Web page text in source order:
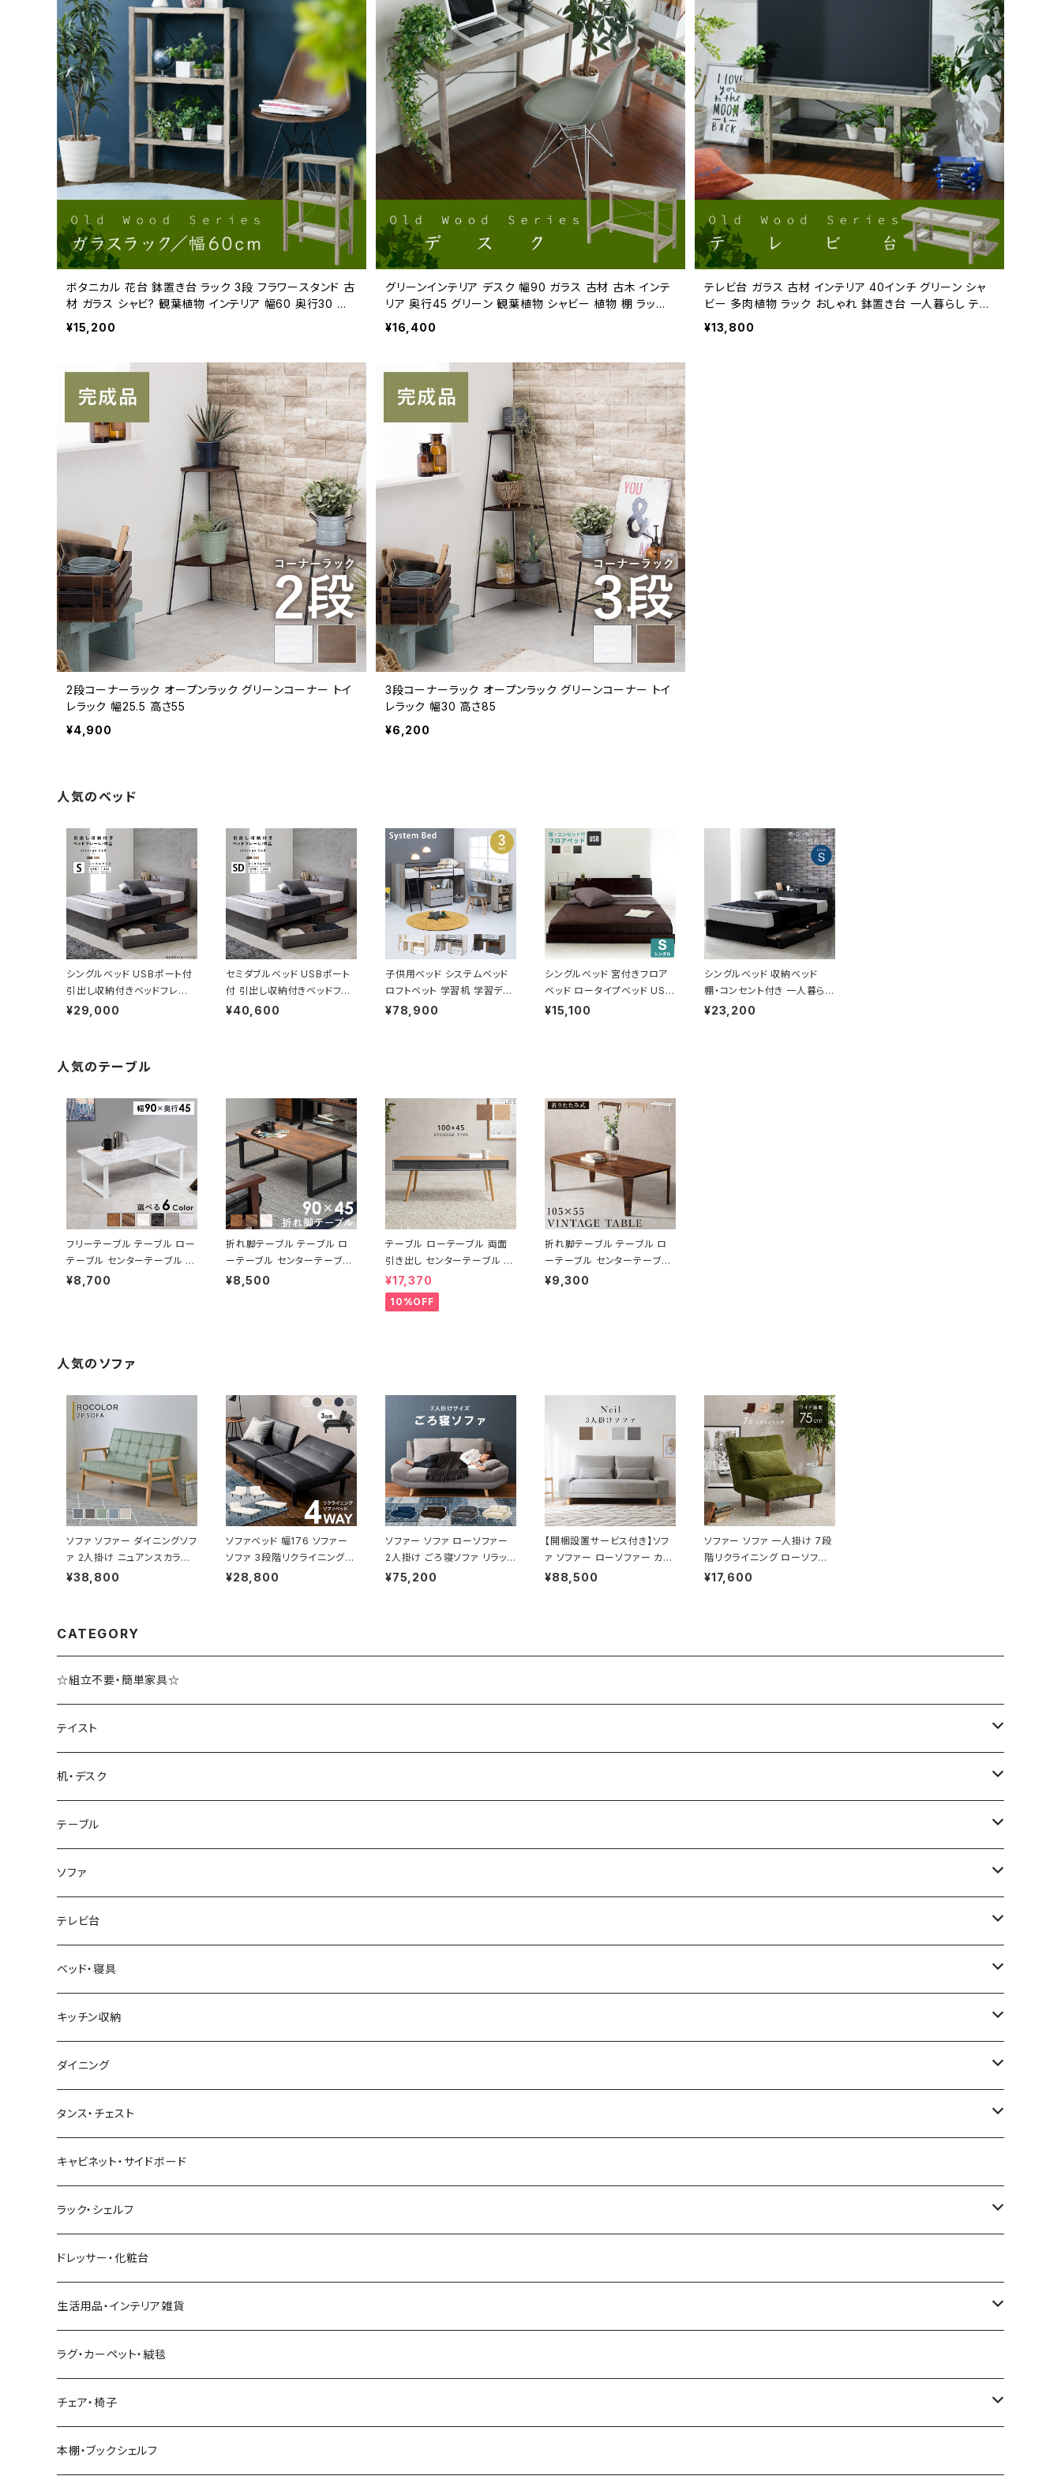
ボタニカル 花台 鉢置き台 ラック 3段 フラワースタンド 古
材 ガラス シャビ? 観葉植物 インテリア 幅60 奥行30 高
さ100 オープンシェルフ 木製 飾り棚
¥15,200
グリーンインテリア デスク 幅90 ガラス 古材 古木 インテ
リア 奥行45 グリーン 観葉植物 シャビー 植物 棚 ラック
おしゃれ 木製 机 pc リビング
¥16,400
テレビ台 ガラス 古材 インテリア 40インチ グリーン シャ
ビー 多肉植物 ラック おしゃれ 鉢置き台 一人暮らし テレ
ビボード ロータイプ グリーンのある暮らし
¥13,800
2段コーナーラック オープンラック グリーンコーナー トイ
レラック 幅25.5 高さ55
¥4,900
3段コーナーラック オープンラック グリーンコーナー トイ
レラック 幅30 高さ85
¥6,200
人気のベッド
シングルベッド USBポート付
引出し収納付きベッドフレー
ム 収納ベッド ベッド bed 2
¥29,000
セミダブルベッド USBポート
付 引出し収納付きベッドフレ
ーム 収納ベッド ベッド bed
¥40,600
子供用ベッド システムベッド
ロフトベット 学習机 学習デス
ク 省スペース 3色展開 新生
¥78,900
シングルベッド 宮付きフロア
ベッド ロータイプベッド USB
コンセント付き
¥15,100
シングルベッド 収納ベッド
棚・コンセント付き 一人暮らし
ベッド bed 8色展開 新生活
¥23,200
人気のテーブル
フリーテーブル テーブル ロー
テーブル センターテーブル リ
ビングテーブル 幅90 6色展
¥8,700
折れ脚テーブル テーブル ロ
ーテーブル センターテーブル
リビングテーブル 幅90 3色
¥8,500
テーブル ローテーブル 両面
引き出し センターテーブル リ
ビングテーブル 天然木 幅100
¥17,370
10%OFF
折れ脚テーブル テーブル ロ
ーテーブル センターテーブル
リビングテーブル 幅105
¥9,300
人気のソファ
ソファ ソファー ダイニングソフ
ァ 2人掛け ニュアンスカラー
新生活 模様替え 幅113.5
¥38,800
ソファベッド 幅176 ソファー
ソファ 3段階リクライニング
ローソファー 一人暮らし 新生
¥28,800
ソファー ソファ ローソファー
2人掛け ごろ寝ソファ リラック
ス 開梱設置サービス付き 一
¥75,200
【開梱設置サービス付き】ソフ
ァ ソファー ローソファー カウ
チソファー フロアソファー 3
¥88,500
ソファー ソファ 一人掛け 7段
階リクライニング ローソファ
ー 一人暮らし 新生活 幅75
¥17,600
CATEGORY
☆組立不要・簡単家具☆
テイスト
ブルックリンスタイル
ホテルライク風インテリア
韓国インテリア
和風/和モダン
ミッドセンチュリー
西海岸風
カフェ風
ヴィンテージ
北欧風・ノルディック
インダストリアル
フレンチカントリー
アジアン
ボタニカル
モダン
カントリー
机・デスク
パソコンデスク・ワークデスク
学習机・勉強机
収納付きデスク
折りたたみデスク
サイズ
幅100cm以下
幅101～120cm
デスクワゴン
テーブル
サイズ
幅100cm以下
幅101～120cm
ローテーブル・リビングテーブル
サイドテーブル・ナイトテーブル
カウンターテーブル
こたつ・こたつテーブル
こたつテーブル+布団掛敷セット
こたつテーブル+掛け布団
ネストテーブル
折りたたみテーブル
昇降式・リフティングテーブル
ソファ
サイズ
幅90cm以下
幅91～120cm
1人掛けソファ
2人掛けソファ
3人掛けソファ
4人掛け以上のソファ
ソファベッド
フロアソファ・ローソファ
リクライニングソファ
カウチソファ・コーナーソファ
オットマン
電動リクライニングソファ
テレビ台
サイズ
幅90cm以下
幅91～120cm
ロータイプテレビ台・ローボード
ミドルタイプテレビ台
コーナーテレビ台
ハイタイプテレビ台・壁面収納
伸縮テレビ台
テレビスタンド
ベッド・寝具
サイズ
セミシングルショート
シングルベッド
ベッドフレーム
マット付きベッド
収納付きベッド
ロフトベッド
ヘッドボード
マットレス
寝具
キッチン収納
食器棚
キッチンカウンター
キッチンワゴン
レンジ台
キッチンラック
キッチン雑貨
ダイニング
ダイニングテーブル
ダイニングテーブルセット
2人用ダイニングテーブルセット
4人用ダイニングテーブルセット
ダイニングチェア・ベンチ
ダイニングソファ
タンス・チェスト
サイドチェスト
ハイチェスト
キャビネット・サイドボード
ラック・シェルフ
オープンラック
突っ張り収納
カート
ディスプレイラック
ドレッサー・化粧台
生活用品・インテリア雑貨
ミラー・姿見
ハンガーラック・ポールハンガー
ダストボックス
ラグ・カーペット・絨毯
チェア・椅子
スツール
本棚・ブックシェルフ